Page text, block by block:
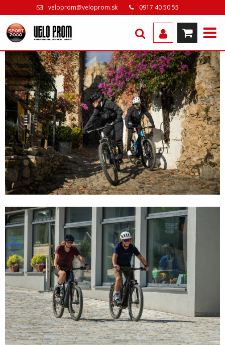
veloprom@veloprom.sk 0917 40 50 55